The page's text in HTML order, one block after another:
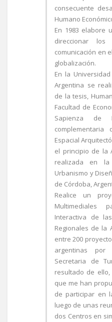
consecuente
Humano
En 1983 elabore
direccionar
comunicación en
globalización.
En la
Argentina se
de la tesis,
Facultad de
Sapienza de
Espacial
el principio de la
realizada en la
Urbanismo y
de Córdoba,
Realice un
Multimediales
Interactiva de
Regionales de la
entre 200
argentinas por
Secretaria de
resultado de
que me han
de participar en
luego de unas
dos Centros en